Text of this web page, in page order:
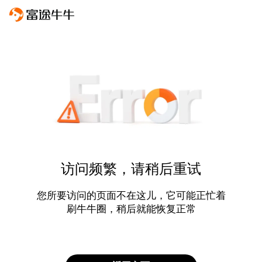
访问频繁，请稍后重试
您所要访问的页面不在这儿，它可能正忙着
刷牛牛圈，稍后就能恢复正常